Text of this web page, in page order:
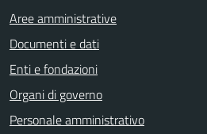
Aree amministrative
Documenti e dati
Enti e fondazioni
Organi di governo
Personale amministrativo